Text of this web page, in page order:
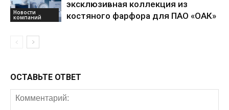
Новости
компаний
эксклюзивная коллекция из
костяного фарфора для ПАО «ОАК»
ОСТАВЬТЕ ОТВЕТ